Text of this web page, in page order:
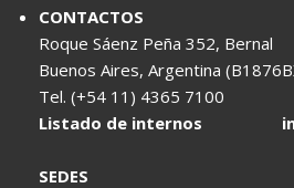
CONTACTOS
Roque Sáenz Peña 352, Bernal
Buenos Aires, Argentina
Tel. (+54 11) 4365 7100
Listado de internos
SEDES